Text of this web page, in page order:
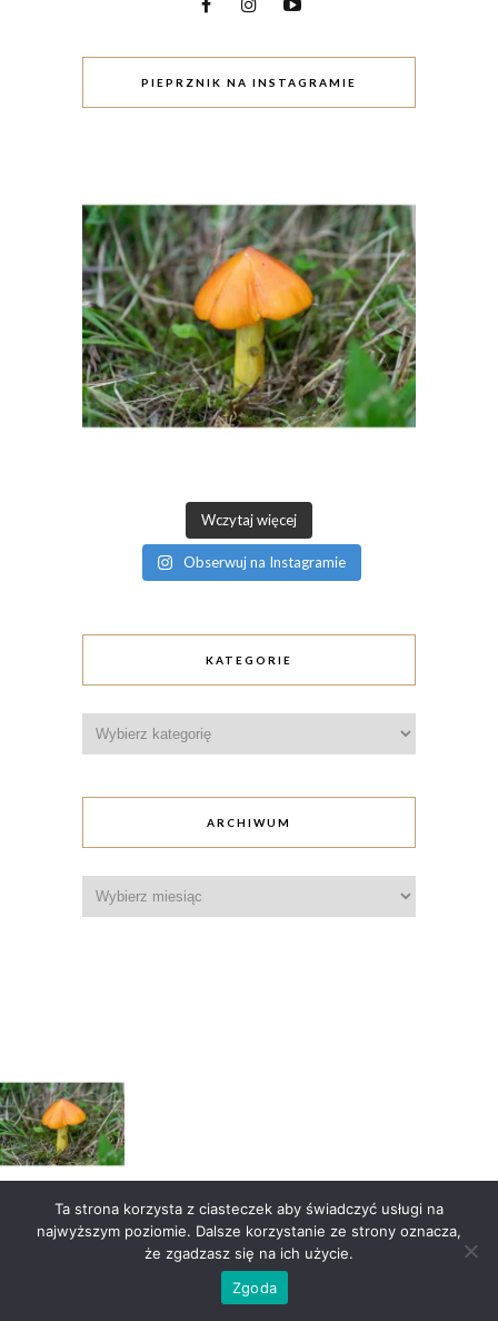
PIEPRZNIK NA INSTAGRAMIE
Wczytaj więcej
Obserwuj na Instagramie
KATEGORIE
ARCHIWUM
Wczytaj więcej Obserwuj na Instagramie
Pieprznik 2016-2025 – wszystkie prawa zastrzeżone
Ta strona korzysta z ciasteczek aby świadczyć usługi na
najwyższym poziomie. Dalsze korzystanie ze strony oznacza,
że zgadzasz się na ich użycie.
Zgoda